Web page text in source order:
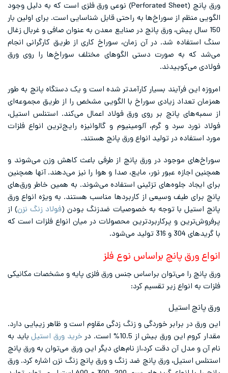
ورق پانچ (Perforated Sheet) نوعی ورق فلزی است که به دلیل وجود
الگویی منظم از سوراخ‌ها به راحتی قابل شناسایی است. برای اولین بار
150 سال پیش، ورق پانچ در صنایع معدن به عنوان صافی و غربال زغال
سنگ استفاده شد. در آن زمان، سوراخ کاری از طریق کارگرانی انجام
می‌شد که به صورت دستی الگوهای مختلف سوراخ‌ها را روی ورق
فولادی می‌کوبیدند.
امروزه این فرآیند بسیار کارآمدتر شده است و یک دستگاه پانچ به طور
همزمان تعداد زیادی سوراخ با الگویی مشخص را از طریق مجموعه‌ای
از سمبه‌های پانچ بر روی ورق فولاد اعمال می‌کند. استنلس استیل،
فولاد نورد سرد و گرم، آلومینیوم و گالوانیزه رایج‌ترین انواع فلزات
مورد استفاده در تولید انواع ورق پانچ هستند.
سوراخ‌های موجود در ورق پانچ از طرفی باعث کاهش وزن می‌شوند و
همچنین اجازه عبور نور، مایع، صدا و هوا را نیز می‌دهند. آنها همچنین
برای ایجاد جلوه‌های تزئینی استفاده می‌شوند. به همین خاطر ورق‌های
پانچ برای طیف وسیعی از کاربردها مناسب هستند. به ویژه انواع ورق
پانچ استیل با توجه به خصوصیات ضدزنگ بودن (فولاد زنگ نزن) از
پرفروش‌ترین و پرکاربردترین محصولات در میان انواع فلزات است که
با گریدهای 304 و 316 تولید می‌شود.
انواع ورق پانچ براساس نوع فلز
ورق پانچ را می‌توان براساس جنس ورق فلزی پایه و مشخصات مکانیکی
فلزات به انواع زیر تقسیم کرد:
ورق پانچ استیل
این ورق در برابر خوردگی و زنگ زدگی مقاوم است و ظاهر زیبایی دارد.
مقدار کروم این ورق بیش از 10.5% است. در
خرید ورق استیلباید به
نام آن و مدل آن دقت کرد،از نام‌های دیگر این ورق می‌توان به ورق پانچ
استنلس استیل، ورق پانچ ضد زنگ و ورق پانچ زنگ نزن اشاره کرد. ورق